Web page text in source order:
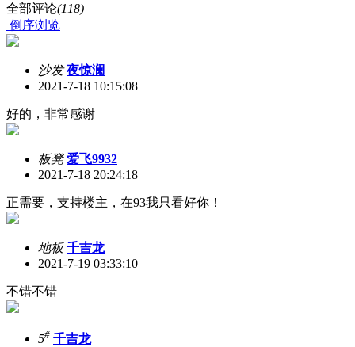
全部评论(118)
倒序浏览
沙发 夜惊澜
2021-7-18 10:15:08
好的，非常感谢
板凳 爱飞9932
2021-7-18 20:24:18
正需要，支持楼主，在93我只看好你！
地板 千吉龙
2021-7-19 03:33:10
不错不错
5# 千吉龙